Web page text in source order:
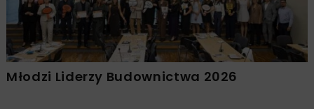
Młodzi Liderzy Budownictwa 2026